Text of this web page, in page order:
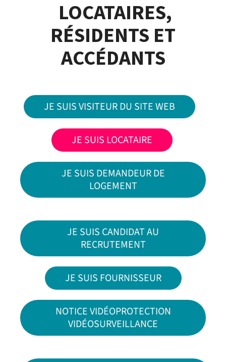
LOCATAIRES,
RÉSIDENTS ET
ACCÉDANTS
JE SUIS VISITEUR DU SITE WEB
JE SUIS LOCATAIRE
JE SUIS DEMANDEUR DE
LOGEMENT
JE SUIS CANDIDAT AU
RECRUTEMENT
JE SUIS FOURNISSEUR
NOTICE VIDÉOPROTECTION
VIDÉOSURVEILLANCE